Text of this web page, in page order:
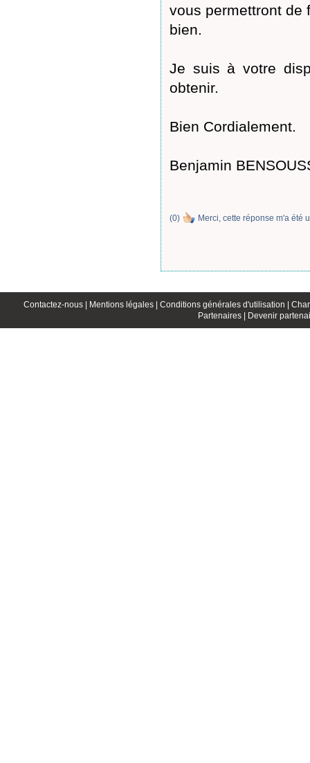
vous permettront de
bien.
Je suis à votre
obtenir.
Bien Cordialement.
Benjamin
(0) Merci, cette réponse m'a été
Contactez-nous | Mentions légales | Conditions générales d'utilisation |
Partenaires |
Devenir